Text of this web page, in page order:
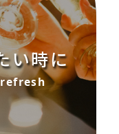
い時に